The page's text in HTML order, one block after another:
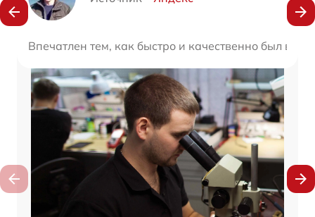
Впечатлен тем, как быстро и качественно был